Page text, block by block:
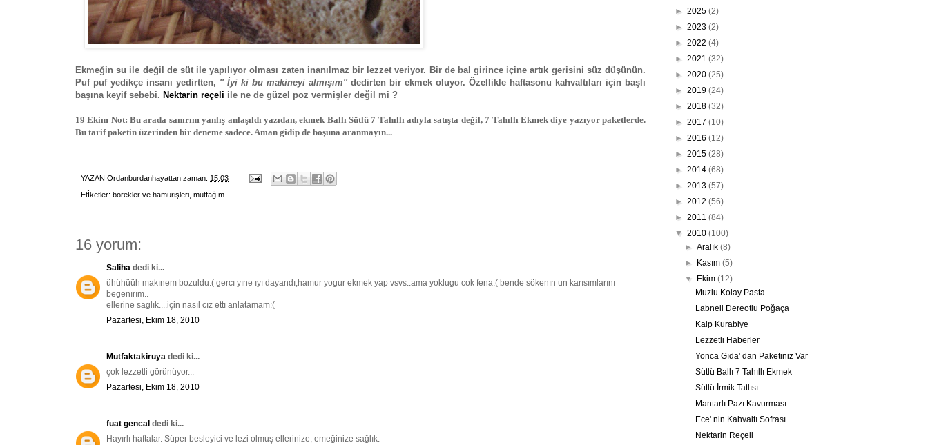
Ekmeğin su ile değil de süt ile yapılıyor olması zaten inanılmaz bir lezzet veriyor. Bir de bal girince içine artık gerisini süz düşünün.
Puf puf yedikçe insanı yedirtten, '' İyi ki bu makineyi almışım''dedirten bir ekmek oluyor. Özellikle haftasonu kahvaltıları için başlı
başına keyif sebebi. Nektarin reçeli ile ne de güzel poz vermişler değil mi ?
19 Ekim Not: Bu arada sanırım yanlış anlaşıldı yazıdan, ekmek Ballı Sütlü 7 Tahıllı adıyla satışta değil, 7 Tahıllı Ekmek diye yazıyor paketlerde.
Bu tarif paketin üzerinden bir deneme sadece. Aman gidip de boşuna aranmayın...
YAZAN Ordanburdanhayattan zaman: 15:03
Etİketler: börekler ve hamurişleri mutfağım
16 yorum:
Saliha dedi ki...
ühühüüh makınem bozuldu:( gercı yıne ıyı dayandı,hamur yogur ekmek yap vsvs..ama yoklugu cok fena:( bende sökenın un karısımlarını
begenırım..
ellerine saglık....için nasıl cız ettı anlatamam:(
Pazartesi, Ekim 18, 2010
Mutfaktakiruya dedi ki...
çok lezzetli görünüyor...
Pazartesi, Ekim 18, 2010
fuat gencal dedi ki...
Hayırlı haftalar. Süper besleyici ve lezi olmuş ellerinize, emeğinize sağlık.
► 2025 (2)
► 2023 (2)
► 2022 (4)
► 2021 (32)
► 2020 (25)
► 2019 (24)
► 2018 (32)
► 2017 (10)
► 2016 (12)
► 2015 (28)
► 2014 (68)
► 2013 (57)
► 2012 (56)
► 2011 (84)
▼ 2010 (100)
►Aralık(8)
► Kasım(5)
▼ Ekim(12)
Muzlu Kolay Pasta
Labneli Dereotlu Poğaça
Kalp Kurabiye
Lezzetli Haberler
Yonca Gıda' dan Paketiniz Var
Sütlü Ballı 7 Tahıllı Ekmek
Sütlü İrmik Tatlısı
Mantarlı Pazı Kavurması
Ece' nin Kahvaltı Sofrası
Nektarin Reçeli